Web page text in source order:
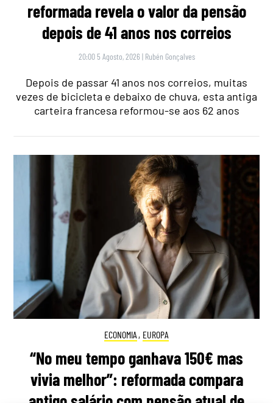
reformada revela o valor da pensão
depois de 41 anos nos correios
20:00 5 Agosto, 2026 | Rubén Gonçalves
Depois de passar 41 anos nos correios, muitas
vezes de bicicleta e debaixo de chuva, esta antiga
carteira francesa reformou-se aos 62 anos
ECONOMIA , EUROPA
“No meu tempo ganhava 150€ mas
vivia melhor”: reformada compara